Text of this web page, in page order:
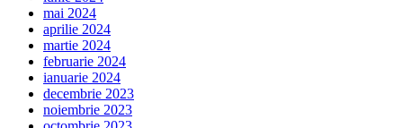
mai 2024
aprilie 2024
martie 2024
februarie 2024
ianuarie 2024
decembrie 2023
noiembrie 2023